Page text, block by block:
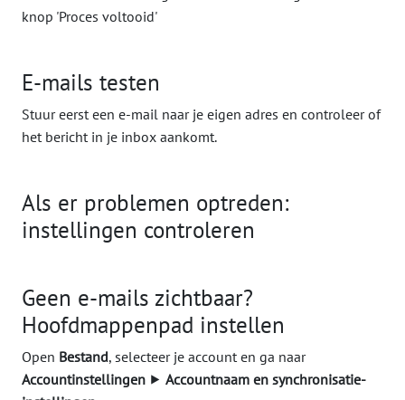
E-mails testen
Stuur eerst een e-mail naar je eigen adres en controleer of
het bericht in je inbox aankomt.
Als er problemen optreden:
instellingen controleren
Geen e-mails zichtbaar?
Hoofdmappenpad instellen
Open Bestand, selecteer je account en ga naar
Accountinstellingen ⯈ Accountnaam en synchronisatie-